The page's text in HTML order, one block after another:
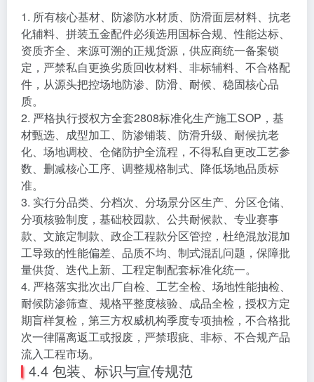
1. 所有核心基材、防渗防水材质、防滑面层材料、抗老
化辅料、拼装五金配件必须选用国标合规、性能达标、
资质齐全、来源可溯的正规货源，供应商统一备案锁
定，严禁私自更换劣质回收材料、非标辅料、不合格配
件，从源头把控场地防渗、防滑、耐候、稳固核心品
质。
2. 严格执行授权方全套2808标准化生产施工SOP，基
材甄选、成型加工、防渗铺装、防滑升级、耐候抗老
化、场地调校、仓储防护全流程，不得私自更改工艺参
数、删减核心工序、调整规格制式、降低场地品质标
准。
3. 实行分品类、分档次、分场景分区生产、分区仓储、
分项核验制度，基础校园款、公共耐候款、专业赛事
款、文旅定制款、政企工程款分区管控，杜绝混放混加
工导致的性能偏差、品质不均、制式混乱问题，保障批
量供货、迭代上新、工程定制配套标准化统一。
4. 严格落实批次出厂自检、工艺全检、场地性能抽检、
耐候防渗筛查、规格平整度核验、成品全检，授权方定
期盲样复检，第三方权威机构季度专项抽检，不合格批
次一律隔离返工或报废，严禁瑕疵、非标、不合规产品
流入工程市场。
4.4 包装、标识与宣传规范